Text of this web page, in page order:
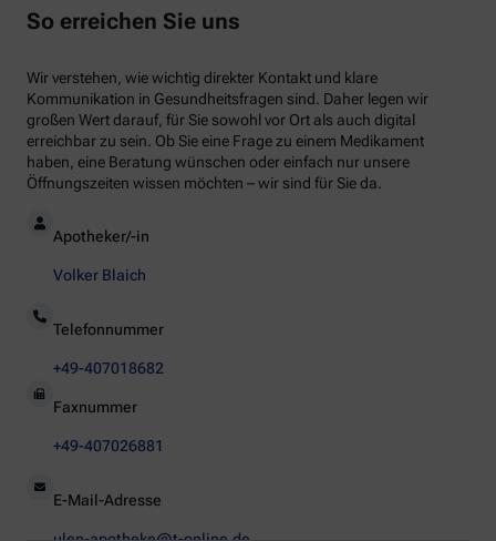
So erreichen Sie uns
Wir verstehen, wie wichtig direkter Kontakt und klare
Kommunikation in Gesundheitsfragen sind. Daher legen wir
großen Wert darauf, für Sie sowohl vor Ort als auch digital
erreichbar zu sein. Ob Sie eine Frage zu einem Medikament
haben, eine Beratung wünschen oder einfach nur unsere
Öffnungszeiten wissen möchten – wir sind für Sie da.
Apotheker/-in
Volker Blaich
Telefonnummer
+49-407018682
Faxnummer
+49-407026881
E-Mail-Adresse